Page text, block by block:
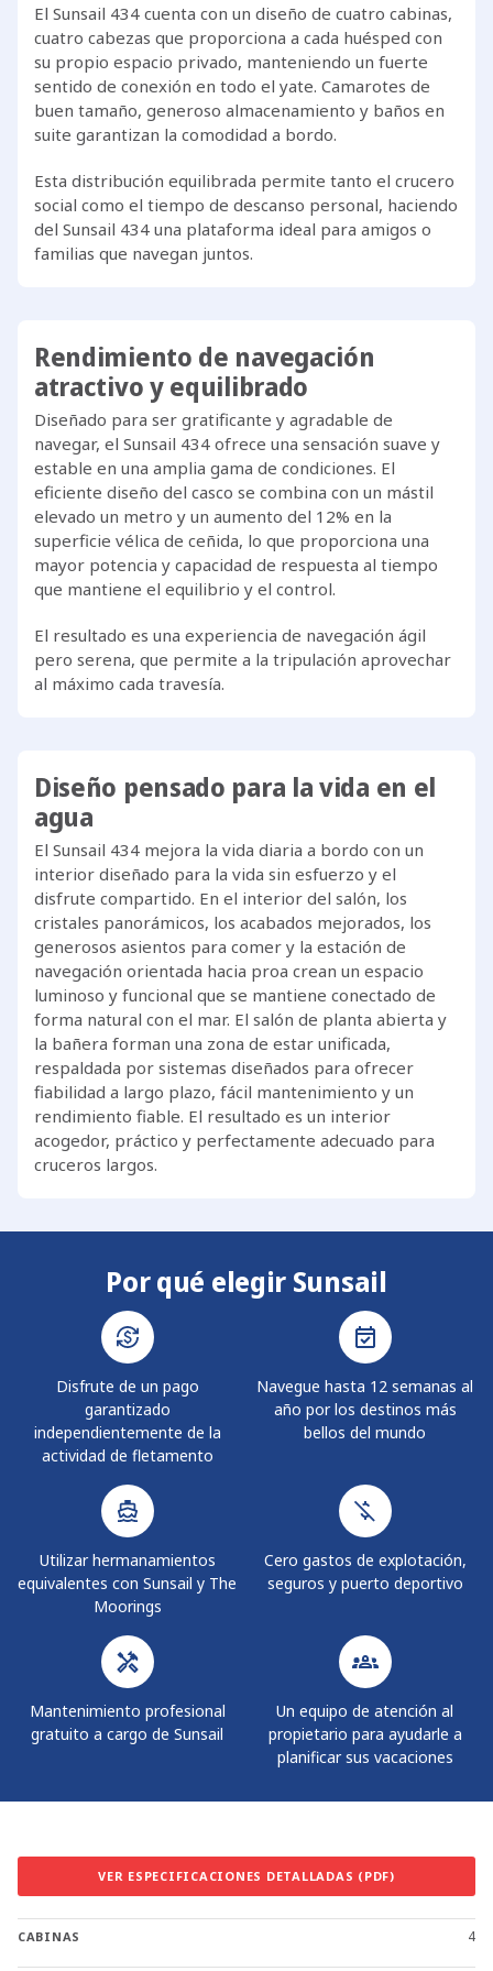
El Sunsail 434 cuenta con un diseño de cuatro cabinas,
cuatro cabezas que proporciona a cada huésped con
su propio espacio privado, manteniendo un fuerte
sentido de conexión en todo el yate. Camarotes de
buen tamaño, generoso almacenamiento y baños en
suite garantizan la comodidad a bordo.
Esta distribución equilibrada permite tanto el crucero
social como el tiempo de descanso personal, haciendo
del Sunsail 434 una plataforma ideal para amigos o
familias que navegan juntos.
Rendimiento de navegación
atractivo y equilibrado
Diseñado para ser gratificante y agradable de
navegar, el Sunsail 434 ofrece una sensación suave y
estable en una amplia gama de condiciones. El
eficiente diseño del casco se combina con un mástil
elevado un metro y un aumento del 12% en la
superficie vélica de ceñida, lo que proporciona una
mayor potencia y capacidad de respuesta al tiempo
que mantiene el equilibrio y el control.
El resultado es una experiencia de navegación ágil
pero serena, que permite a la tripulación aprovechar
al máximo cada travesía.
Diseño pensado para la vida en el
agua
El Sunsail 434 mejora la vida diaria a bordo con un
interior diseñado para la vida sin esfuerzo y el
disfrute compartido. En el interior del salón, los
cristales panorámicos, los acabados mejorados, los
generosos asientos para comer y la estación de
navegación orientada hacia proa crean un espacio
luminoso y funcional que se mantiene conectado de
forma natural con el mar. El salón de planta abierta y
la bañera forman una zona de estar unificada,
respaldada por sistemas diseñados para ofrecer
fiabilidad a largo plazo, fácil mantenimiento y un
rendimiento fiable. El resultado es un interior
acogedor, práctico y perfectamente adecuado para
cruceros largos.
Por qué elegir Sunsail
Disfrute de un pago
garantizado
independientemente de la
actividad de fletamento
Navegue hasta 12 semanas al
año por los destinos más
bellos del mundo
Utilizar hermanamientos
equivalentes con Sunsail y The
Moorings
Cero gastos de explotación,
seguros y puerto deportivo
Mantenimiento profesional
gratuito a cargo de Sunsail
Un equipo de atención al
propietario para ayudarle a
planificar sus vacaciones
VER ESPECIFICACIONES DETALLADAS (PDF)
CABINAS 4